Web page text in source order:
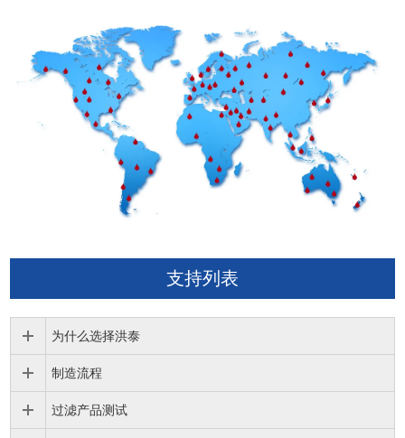
支持列表
为什么选择洪泰
制造流程
过滤产品测试